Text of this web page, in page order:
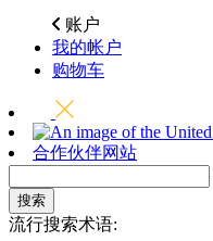
账户
我的帐户
购物车
合作伙伴网站
搜索
流行搜索术语: